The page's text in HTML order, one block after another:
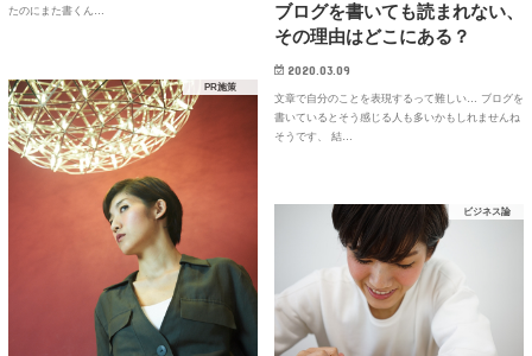
たのにまた書くん…
ブログを書いても読まれない、
その理由はどこにある？
2020.03.09
文章で自分のことを表現するって難しい… ブログを
書いているとそう感じる人も多いかもしれませんね
そうです、 結…
PR施策
ビジネス論